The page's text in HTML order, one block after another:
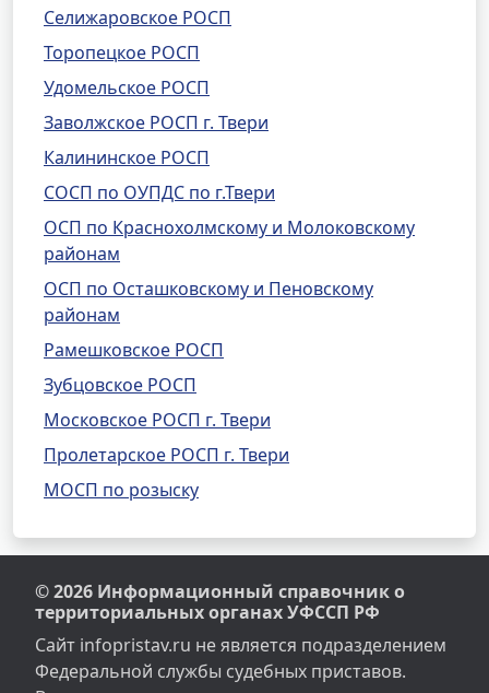
Селижаровское РОСП
Торопецкое РОСП
Удомельское РОСП
Заволжское РОСП г. Твери
Калининское РОСП
СОСП по ОУПДС по г.Твери
ОСП по Краснохолмскому и Молоковскому
районам
ОСП по Осташковскому и Пеновскому
районам
Рамешковское РОСП
Зубцовское РОСП
Московское РОСП г. Твери
Пролетарское РОСП г. Твери
МОСП по розыску
© 2026 Информационный справочник о
территориальных органах УФССП РФ
Сайт infopristav.ru не является подразделением
Федеральной службы судебных приставов.